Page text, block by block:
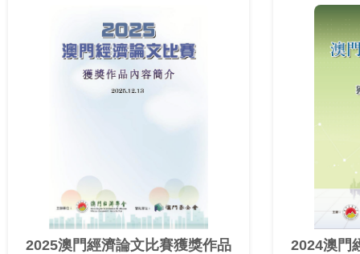
2025澳門經濟論文比賽獲獎作品
2024澳門